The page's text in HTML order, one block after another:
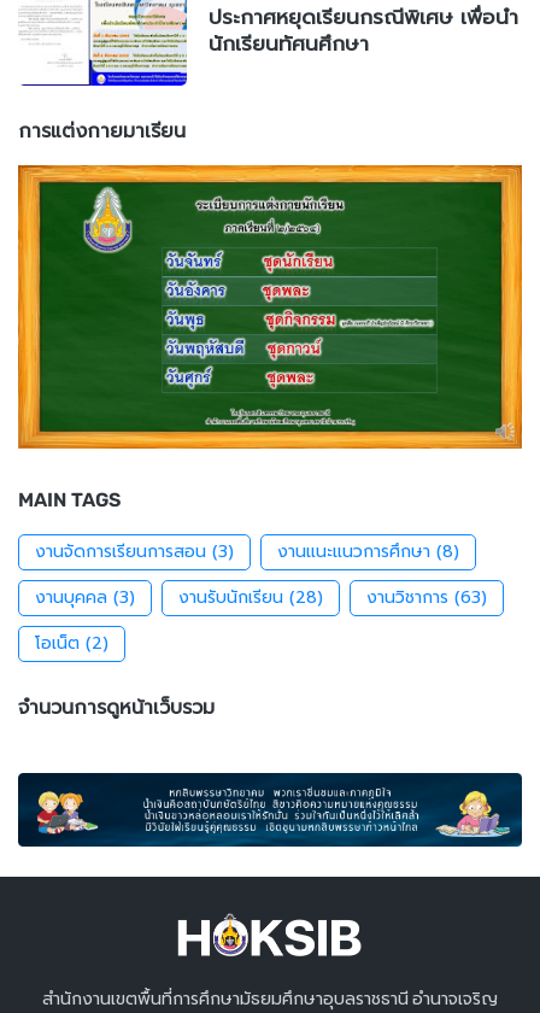
ประกาศหยุดเรียนกรณีพิเศษ เพื่อนำ
นักเรียนทัศนศึกษา
การแต่งกายมาเรียน
MAIN TAGS
งานจัดการเรียนการสอน (3) งานแนะแนวการศึกษา (8)
งานบุคคล (3) งานรับนักเรียน (28) งานวิชาการ (63)
โอเน็ต (2)
จำนวนการดูหน้าเว็บรวม
สำนักงานเขตพื้นที่การศึกษามัธยมศึกษาอุบลราชธานี อำนาจเจริญ